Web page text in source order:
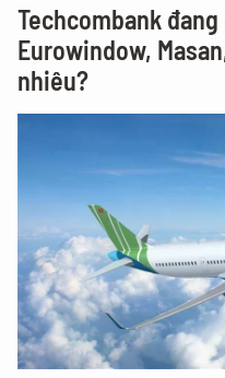
Techcombank
Eurowindow,
nhiêu?